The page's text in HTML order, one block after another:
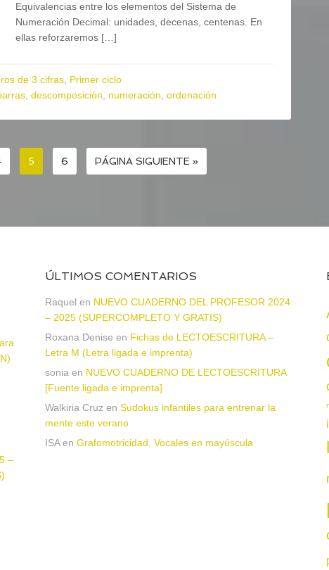
Equivalencias entre los elementos del Sistema de
Numeración Decimal: unidades, decenas, centenas. En
ellas reforzaremos […]
de 3 cifras Primer ciclo
descomposición numeración ordenación
5 6 PÁGINA SIGUIENTE »
–
ÚLTIMOS COMENTARIOS
Raquel en NUEVO CUADERNO DEL PROFESOR 2024
– 2025 (SUPERCOMPLETO Y GRATIS)
Roxana Denise en Fichas de LECTOESCRITURA –
Letra M (Letra ligada e imprenta)
sonia en NUEVO CUADERNO DE LECTOESCRITURA
[Fuente ligada e imprenta]
Walkiria Cruz en Sudokus infantiles para entrenar la
mente este verano
ISAen Grafomotricidad. Vocales en mayúscula